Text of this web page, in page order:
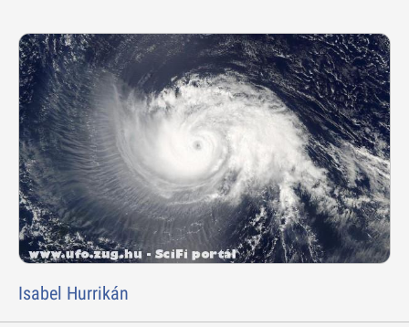
Isabel Hurrikán